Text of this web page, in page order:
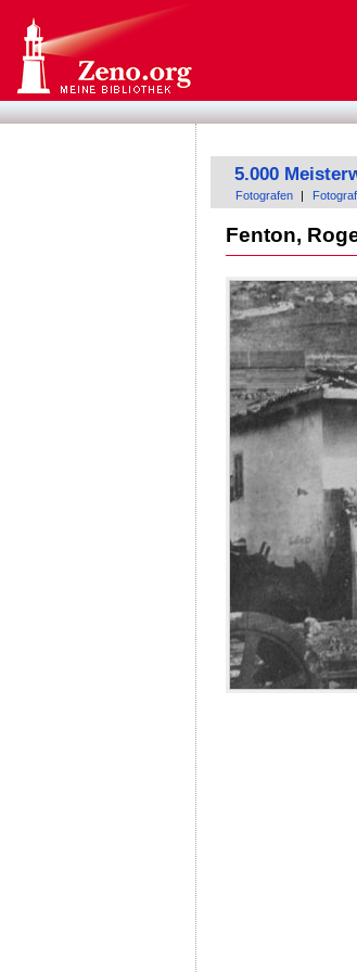
5.000
Fotografen
Fenton,